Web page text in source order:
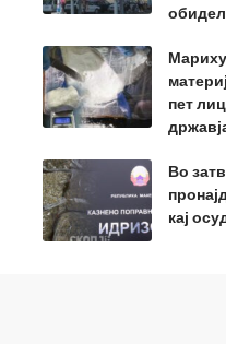
пет
Во
кај